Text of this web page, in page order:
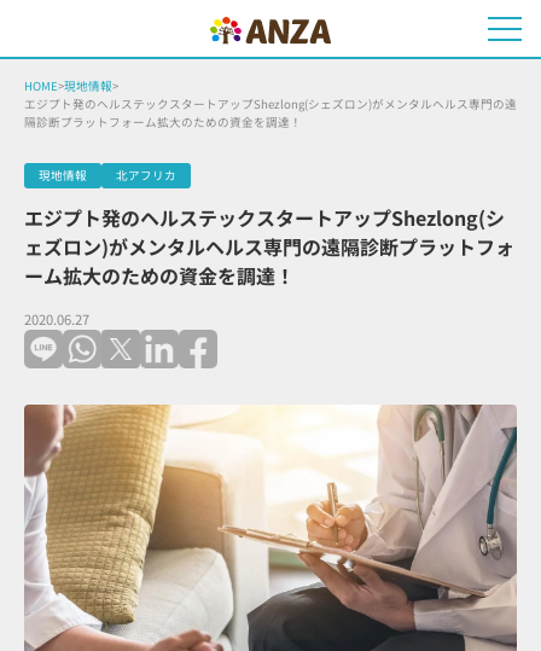
HOME>現地情報>
エジプト発のヘルステックスタートアップShezlong(シェズロン)がメンタルヘルス専門の遠
隔診断プラットフォーム拡大のための資金を調達！
現地情報 北アフリカ
エジプト発のヘルステックスタートアップShezlong(シ
ェズロン)がメンタルヘルス専門の遠隔診断プラットフォ
ーム拡大のための資金を調達！
2020.06.27